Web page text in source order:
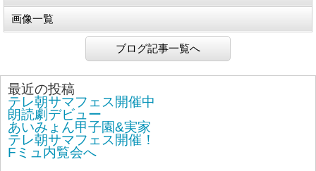
画像一覧
ブログ記事一覧へ
最近の投稿
テレ朝サマフェス開催中
朗読劇デビュー
あいみょん甲子園&実家
テレ朝サマフェス開催！
Fミュ内覧会へ